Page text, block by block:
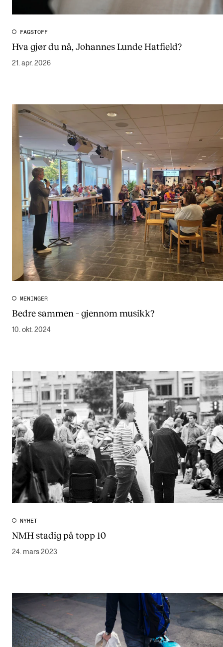
FAGSTOFF
Hva gjør du nå, Johannes Lunde Hatfield?
21. apr. 2026
MENINGER
Bedre sammen – gjennom musikk?
10. okt. 2024
NYHET
NMH stadig på topp 10
24. mars 2023